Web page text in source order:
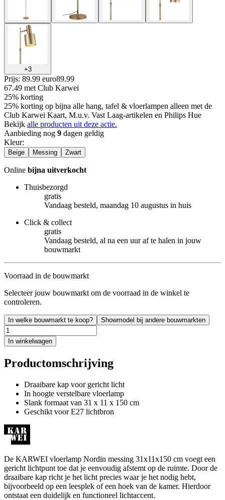
+3
Prijs: 89.99 euro89.99
67.49 met Club Karwei
25% korting
25% korting op bijna alle hang, tafel & vloerlampen alleen met de
Club Karwei Kaart, M.u.v. Vast Laag-artikelen en Philips Hue
Bekijk alle producten uit deze actie.
Aanbieding nog 9 dagen geldig
Kleur:
Beige Messing Zwart
Online bijna uitverkocht
Thuisbezorgd
gratis
Vandaag besteld, maandag 10 augustus in huis
Click & collect
gratis
Vandaag besteld, al na een uur af te halen in jouw
bouwmarkt
Voorraad in de bouwmarkt
Selecteer jouw bouwmarkt om de voorraad in de winkel te
controleren.
In welke bouwmarkt te koop? Showmodel bij andere bouwmarkten
In winkelwagen
Productomschrijving
Draaibare kap voor gericht licht
In hoogte verstelbare vloerlamp
Slank formaat van 31 x 11 x 150 cm
Geschikt voor E27 lichtbron
De KARWEI vloerlamp Nordin messing 31x11x150 cm voegt een
gericht lichtpunt toe dat je eenvoudig afstemt op de ruimte. Door de
draaibare kap richt je het licht precies waar je het nodig hebt,
bijvoorbeeld op een leesplek of een hoek van de kamer. Hierdoor
ontstaat een duidelijk en functioneel lichtaccent.